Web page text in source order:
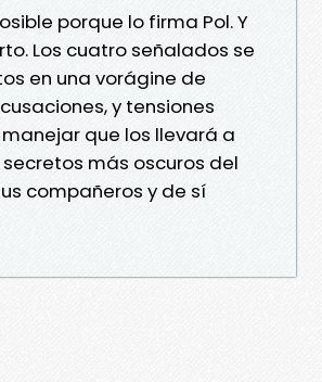
porque lo firma Pol. Y
Los cuatro señalados se
en una vorágine de
y tensiones
que los llevará a
más oscuros del
compañeros y de sí